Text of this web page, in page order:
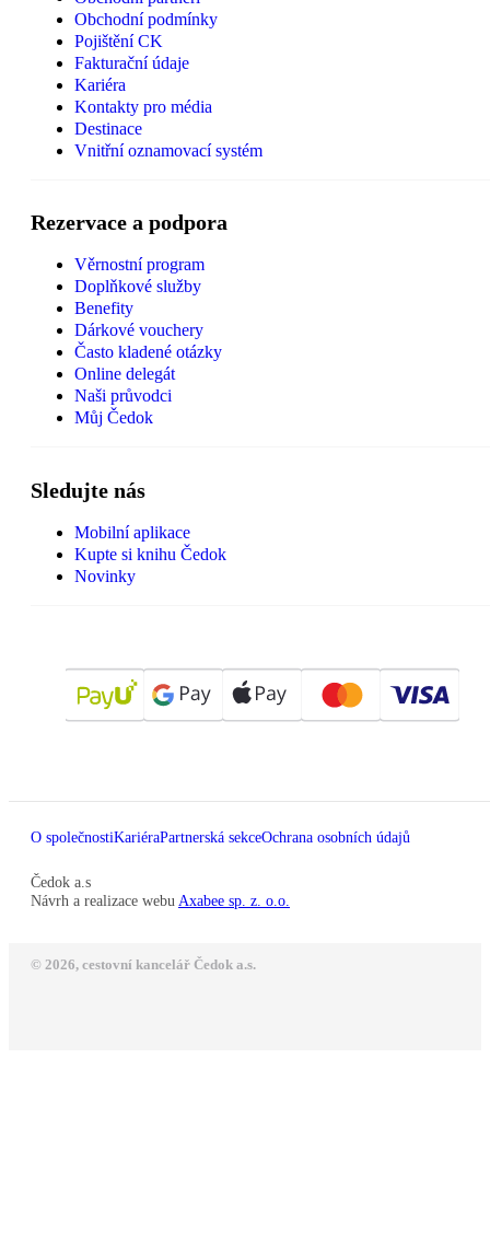
Obchodní podmínky
Pojištění CK
Fakturační údaje
Kariéra
Kontakty pro média
Destinace
Vnitřní oznamovací systém
Rezervace a podpora
Věrnostní program
Doplňkové služby
Benefity
Dárkové vouchery
Často kladené otázky
Online delegát
Naši průvodci
Můj Čedok
Sledujte nás
Mobilní aplikace
Kupte si knihu Čedok
Novinky
O společnostiKariéraPartnerská sekceOchrana osobních údajů
Čedok a.s
Návrh a realizace webu Axabee sp. z. o.o.
© 2026, cestovní kancelář Čedok a.s.